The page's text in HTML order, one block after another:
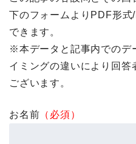
下のフォームよりPDF形
できます。
※本データと記事内でのデ
イミングの違いにより回答
ございます。
お名前 （必須）